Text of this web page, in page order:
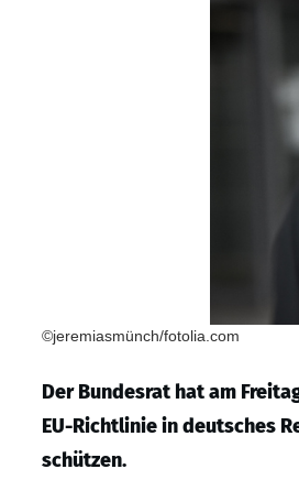
©jeremiasmünch/fotolia.com
Der Bundesrat hat am
EU-Richtlinie in deutsches
schützen.